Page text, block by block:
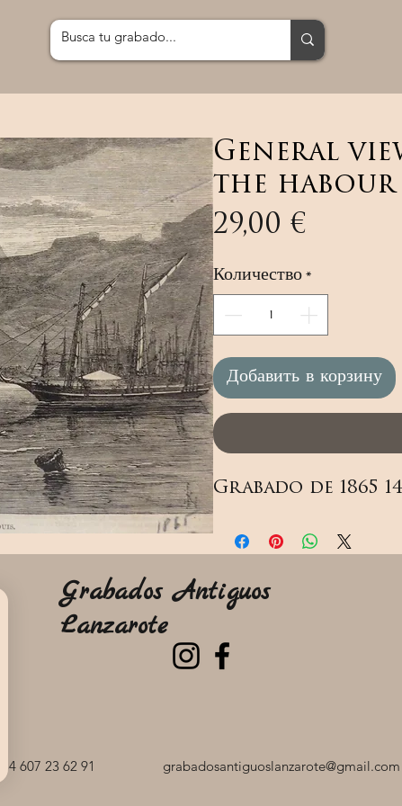
General
the habour
29,00 €
Количество*
Добавить в корзину
Grabado de 1865
+34 607 23 62 91 grabadosantiguoslanzarote@gmail.com
Grabados Antiguos
Lanzarote